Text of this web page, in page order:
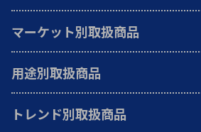
マーケット別取扱商品
用途別取扱商品
トレンド別取扱商品